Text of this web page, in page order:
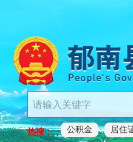
热搜： 公积金 居住